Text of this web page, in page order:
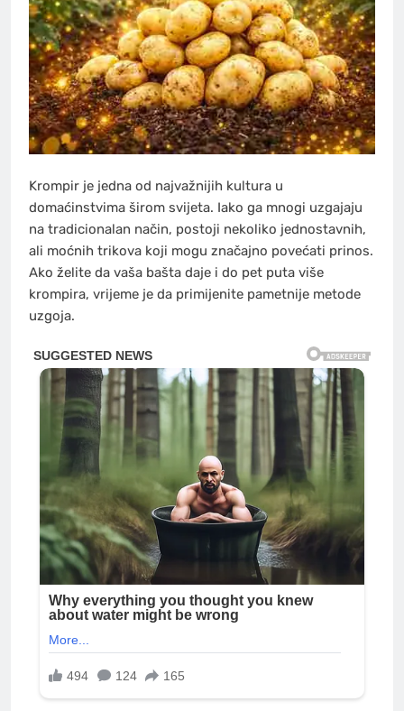
Krompir je jedna od najvažnijih kultura u
domaćinstvima širom svijeta. Iako ga mnogi uzgajaju
na tradicionalan način, postoji nekoliko jednostavnih,
ali moćnih trikova koji mogu značajno povećati prinos.
Ako želite da vaša bašta daje i do pet puta više
krompira, vrijeme je da primijenite pametnije metode
uzgoja.